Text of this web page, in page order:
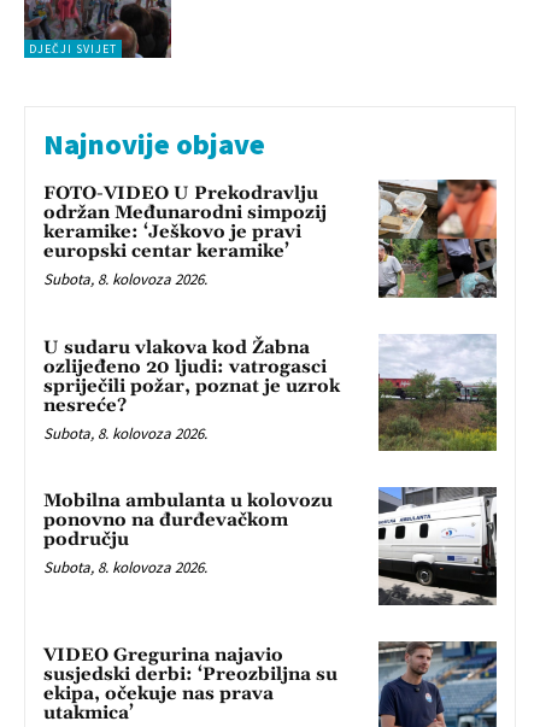
DJEČJI SVIJET
Najnovije objave
FOTO-VIDEO U Prekodravlju
održan Međunarodni simpozij
keramike: ‘Ješkovo je pravi
europski centar keramike’
Subota, 8. kolovoza 2026.
U sudaru vlakova kod Žabna
ozlijeđeno 20 ljudi: vatrogasci
spriječili požar, poznat je uzrok
nesreće?
Subota, 8. kolovoza 2026.
Mobilna ambulanta u kolovozu
ponovno na đurđevačkom
području
Subota, 8. kolovoza 2026.
VIDEO Gregurina najavio
susjedski derbi: ‘Preozbiljna su
ekipa, očekuje nas prava
utakmica’